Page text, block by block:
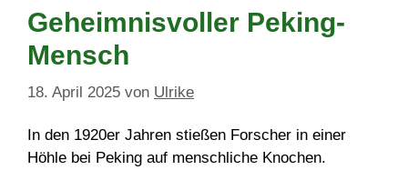
Geheimnisvoller Peking-
Mensch
18. April 2025 von Ulrike
In den 1920er Jahren stießen Forscher in einer
Höhle bei Peking auf menschliche Knochen.